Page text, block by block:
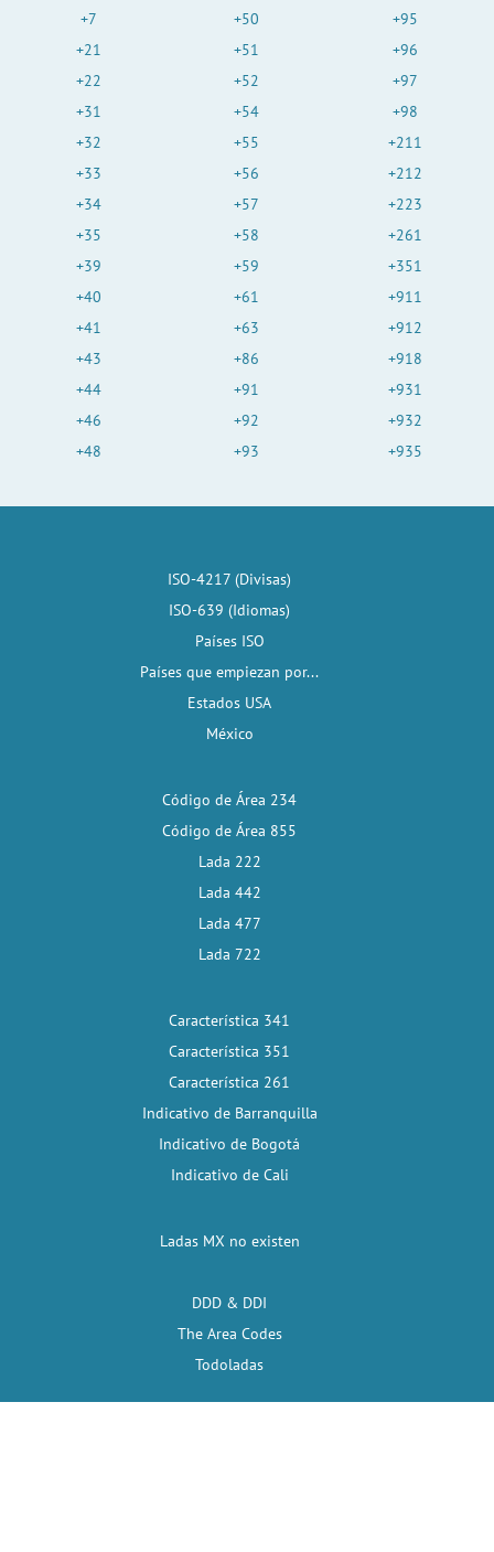
+7
+21
+22
+31
+32
+33
+34
+35
+39
+40
+41
+43
+44
+46
+48
+50
+51
+52
+54
+55
+56
+57
+58
+59
+61
+63
+86
+91
+92
+93
+95
+96
+97
+98
+211
+212
+223
+261
+351
+911
+912
+918
+931
+932
+935
ISO-4217 (Divisas)
ISO-639 (Idiomas)
Países ISO
Países que empiezan por...
Estados USA
México
Código de Área 234
Código de Área 855
Lada 222
Lada 442
Lada 477
Lada 722
Característica 341
Característica 351
Característica 261
Indicativo de Barranquilla
Indicativo de Bogotá
Indicativo de Cali
Ladas MX no existen
DDD & DDI
The Area Codes
Todoladas